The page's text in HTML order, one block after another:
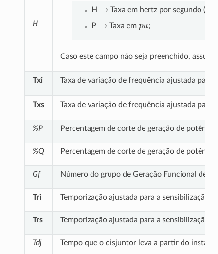
H
H → Taxa em hertz por segundo (H
P → Taxa em ;
Caso este campo não seja preenchido,
Txi Taxa de variação de frequência ajustada
Txs Taxa de variação de frequência ajustada
%P Percentagem de corte de geração de
%Q Percentagem de corte de geração de
Gf Número do grupo de Geração Funcional
Tri Temporização ajustada para a sensibilização
Trs Temporização ajustada para a sensibilização
Tdj Tempo que o disjuntor leva a partir do